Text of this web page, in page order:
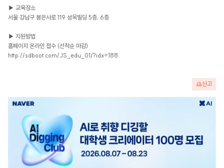
▶ 교육장소
서울 강남구 봉은사로 119 성옥빌딩 5층, 6층
▶ 지원방법
홈페이지 온라인 접수 (선착순 마감)
http://sdboot.com/JS_edu_01/?idx=188
신고
광